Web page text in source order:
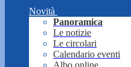
Novità
Panoramica
Le notizie
Le circolari
Calendario eventi